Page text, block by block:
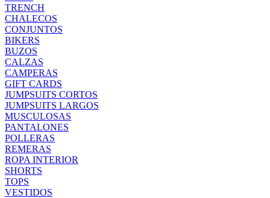
TRENCH
CHALECOS
CONJUNTOS
BIKERS
BUZOS
CALZAS
CAMPERAS
GIFT CARDS
JUMPSUITS CORTOS
JUMPSUITS LARGOS
MUSCULOSAS
PANTALONES
POLLERAS
REMERAS
ROPA INTERIOR
SHORTS
TOPS
VESTIDOS